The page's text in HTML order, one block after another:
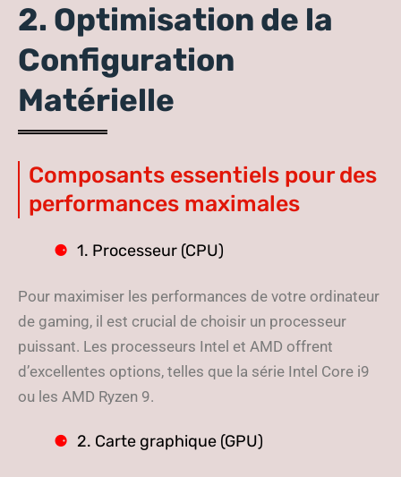
2. Optimisation de la
Configuration
Matérielle
Composants essentiels pour des
performances maximales
1. Processeur (CPU)
Pour maximiser les performances de votre ordinateur
de gaming, il est crucial de choisir un processeur
puissant. Les processeurs Intel et AMD offrent
d’excellentes options, telles que la série Intel Core i9
ou les AMD Ryzen 9.
2. Carte graphique (GPU)